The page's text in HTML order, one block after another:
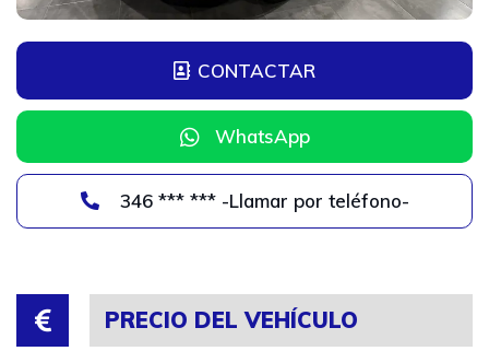
CONTACTAR
WhatsApp
346 *** *** -Llamar por teléfono-
PRECIO DEL VEHÍCULO